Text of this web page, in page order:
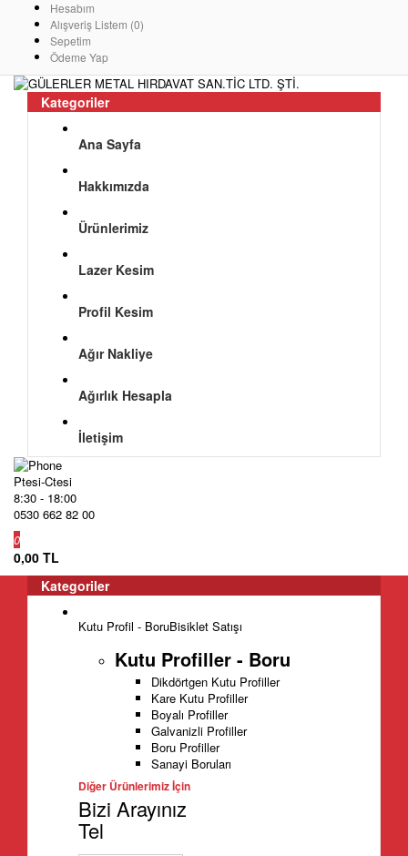
Hesabım
Alışveriş Listem (0)
Sepetim
Ödeme Yap
Kategoriler
Ana Sayfa
Hakkımızda
Ürünlerimiz
Lazer Kesim
Profil Kesim
Ağır Nakliye
Ağırlık Hesapla
İletişim
Ptesi-Ctesi
8:30 - 18:00
0530 662 82 00
0
0,00 TL
Kategoriler
Kutu Profil - BoruBisiklet Satışı
Kutu Profiller - Boru
Dikdörtgen Kutu Profiller
Kare Kutu Profiller
Boyalı Profiller
Galvanizli Profiller
Boru Profiller
Sanayi Boruları
Diğer Ürünlerimiz İçin
Bizi Arayınız
Tel